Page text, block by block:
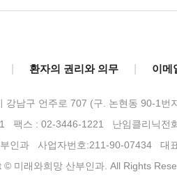
환자의 권리와 의무 이메
강남구 언주로 707 (구. 논현동 90-1번
팩스 : 02-3446-1221 난임클리닉전
인과 사업자번호:211-90-07434 대
© 미래와희망 산부인과. All Rights